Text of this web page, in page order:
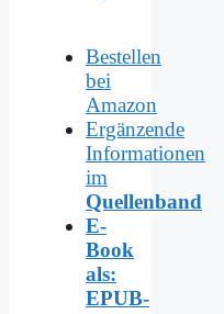
Bestellen
bei
Amazon
Ergänzende
Informationen
im
Quellenband
E-
Book
als:
EPUB-